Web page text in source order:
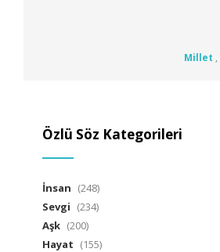
Millet ,
Özlü Söz Kategorileri
İnsan (248)
Sevgi (234)
Aşk (200)
Hayat (155)